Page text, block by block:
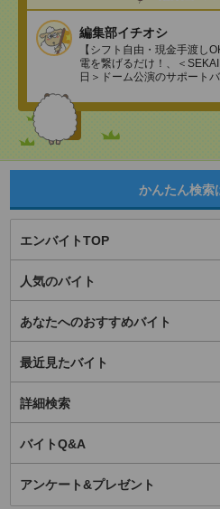
編集部イチオシ
【シフト自由・現金手渡し
電を繋げるだけ！、＜
日＞ドーム公演のサポート
かんたん検索
エンバイトTOP
人気のバイト
あなたへのおすすめバイト
最近見たバイト
詳細検索
バイトQ&A
アンケート&プレゼント